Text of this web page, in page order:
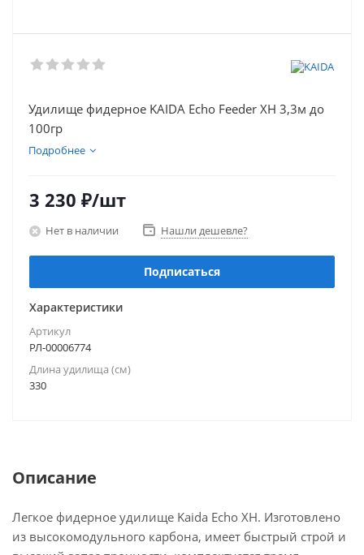
Удилище фидерное KAIDA Echo Feeder XH 3,3м до
100гр
Подробнее
3 230 ₽/шт
Нет в наличии Нашли дешевле?
Подписаться
Характеристики
Артикул
РЛ-00006774
Длина удилища (см)
330
Описание
Легкое фидерное удилище Kaida Echo XH. Изготовлено
из высокомодульного карбона, имеет быстрый строй и